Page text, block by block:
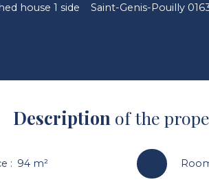
house 1 side Saint-Genis-Pouilly
Description of the
: 94 m²